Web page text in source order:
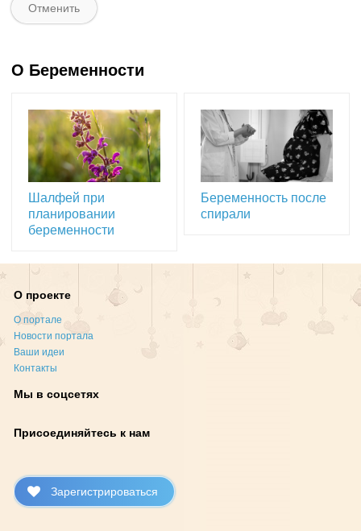
О Беременности
Шалфей при
планировании
беременности
Беременность после
спирали
О проекте
О портале
Новости портала
Ваши идеи
Контакты
Мы в соцсетях
Присоединяйтесь к нам
Зарегистрироваться